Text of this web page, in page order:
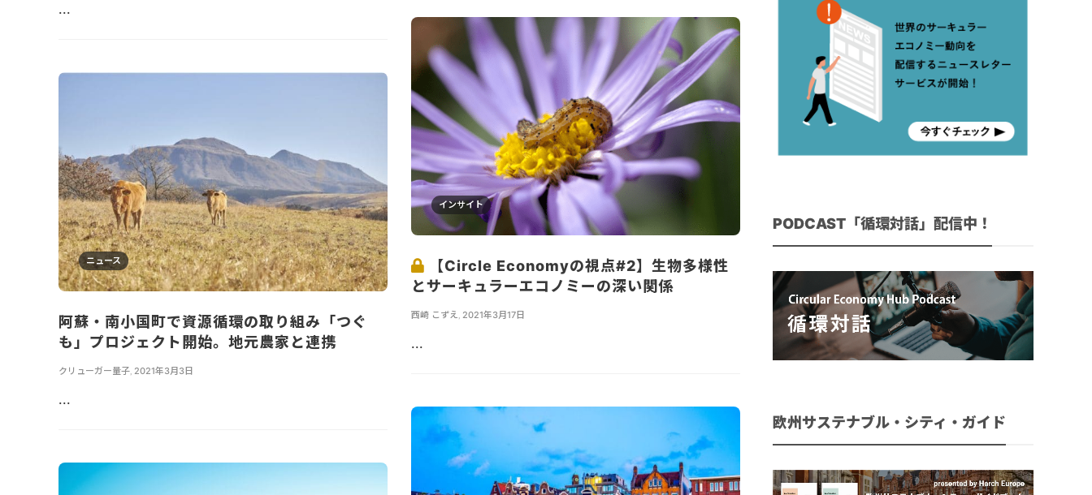
...
インサイト
【Circle Economyの視点#2】生物多様性
とサーキュラーエコノミーの深い関係
西崎 こずえ, 2021年3月17日
...
ニュース
阿蘇・南小国町で資源循環の取り組み「つぐ
も」プロジェクト開始。地元農家と連携
クリューガー量子 2021年3月3日
...
PODCAST「循環対話」配信中！
欧州サステナブル・シティ・ガイド